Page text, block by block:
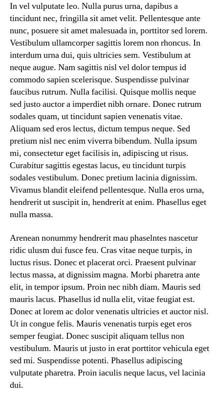
In vel vulputate leo. Nulla purus urna, dapibus a
tincidunt nec, fringilla sit amet velit. Pellentesque ante
nunc, posuere sit amet malesuada in, porttitor sed lorem.
Vestibulum ullamcorper sagittis lorem non rhoncus. In
interdum urna dui, quis ultricies sem. Vestibulum at
neque augue. Nam sagittis nisl vel dolor tempus id
commodo sapien scelerisque. Suspendisse pulvinar
faucibus rutrum. Nulla facilisi. Quisque mollis neque
sed justo auctor a imperdiet nibh ornare. Donec rutrum
sodales quam, ut tincidunt sapien venenatis vitae.
Aliquam sed eros lectus, dictum tempus neque. Sed
pretium nisl nec enim viverra bibendum. Nulla ipsum
mi, consectetur eget facilisis in, adipiscing ut risus.
Curabitur sagittis egestas lacus, eu tincidunt turpis
sodales vestibulum. Donec pretium lacinia dignissim.
Vivamus blandit eleifend pellentesque. Nulla eros urna,
hendrerit ut suscipit in, hendrerit at enim. Phasellus eget
nulla massa.
Arenean nonummy hendrerit mau phaselntes nascetur
ridic ulusm dui fusce feu. Cras vitae neque turpis, in
luctus risus. Donec et placerat orci. Praesent pulvinar
lectus massa, at dignissim magna. Morbi pharetra ante
elit, in tempor ipsum. Proin nec nibh diam. Mauris sed
mauris lacus. Phasellus id nulla elit, vitae feugiat est.
Donec at lorem ac dolor venenatis ultricies et auctor nisl.
Ut in congue felis. Mauris venenatis turpis eget eros
semper feugiat. Donec suscipit aliquam tellus non
vestibulum. Mauris ut justo in erat porttitor vehicula eget
sed mi. Suspendisse potenti. Phasellus adipiscing
vulputate pharetra. Proin iaculis neque lacus, vel lacinia
dui.